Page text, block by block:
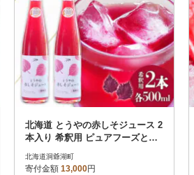
発送種別 解除
通常
冷蔵便
冷凍便
寄付金額が高い順
寄付金額が低い順
北海道 とうやの赤しそジュース 2
本入り 希釈用 ピュアフーズとう
や 洞爺湖町
北海道洞爺湖町
寄付金額 13,000円